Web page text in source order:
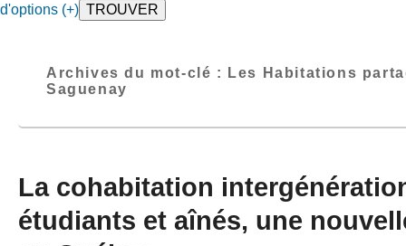
d'options (+)
Archives du mot-clé :
Les Habitations
Saguenay
La cohabitation
étudiants et aînés, une